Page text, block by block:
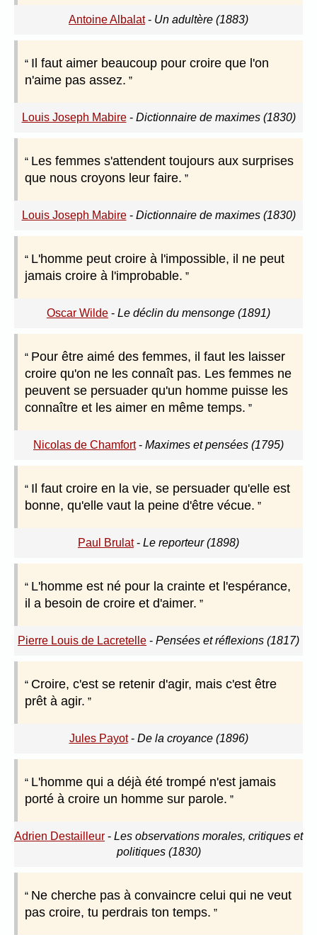
Antoine Albalat- Un adultère (1883)
Il faut aimer beaucoup pour croire que l'on
n'aime pas assez.
Louis Joseph Mabire- Dictionnaire de maximes (1830)
Les femmes s'attendent toujours aux surprises
que nous croyons leur faire.
Louis Joseph Mabire- Dictionnaire de maximes (1830)
L'homme peut croire à l'impossible, il ne peut
jamais croire à l'improbable.
Oscar Wilde - Le déclin du mensonge (1891)
Pour être aimé des femmes, il faut les laisser
croire qu'on ne les connaît pas. Les femmes ne
peuvent se persuader qu'un homme puisse les
connaître et les aimer en même temps.
Nicolas de Chamfort- Maximes et pensées (1795)
Il faut croire en la vie, se persuader qu'elle est
bonne, qu'elle vaut la peine d'être vécue.
Paul Brulat- Le reporteur (1898)
L'homme est né pour la crainte et l'espérance,
il a besoin de croire et d'aimer.
Pierre Louis de Lacretelle - Pensées et réflexions (1817)
Croire, c'est se retenir d'agir, mais c'est être
prêt à agir.
Jules Payot- De la croyance (1896)
L'homme qui a déjà été trompé n'est jamais
porté à croire un homme sur parole.
Adrien Destailleur - Les observations morales, critiques et
politiques (1830)
Ne cherche pas à convaincre celui qui ne veut
pas croire, tu perdrais ton temps.